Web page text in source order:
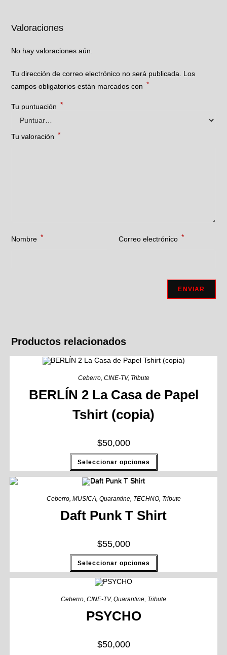
Valoraciones
No hay valoraciones aún.
Tu dirección de correo electrónico no será publicada. Los
campos obligatorios están marcados con *
Tu puntuación *
Tu valoración *
Nombre * Correo electrónico *
Productos relacionados
Ceberro, CINE-TV, Tribute
BERLÍN 2 La Casa de Papel
Tshirt (copia)
$50,000
Seleccionar opciones
Ceberro, MUSICA Quarantine, TECHNO, Tribute
Daft Punk T Shirt
$55,000
Seleccionar opciones
Ceberro, CINE-TV, Quarantine, Tribute
PSYCHO
$50,000